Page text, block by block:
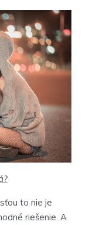
to nie je
riešenie. A